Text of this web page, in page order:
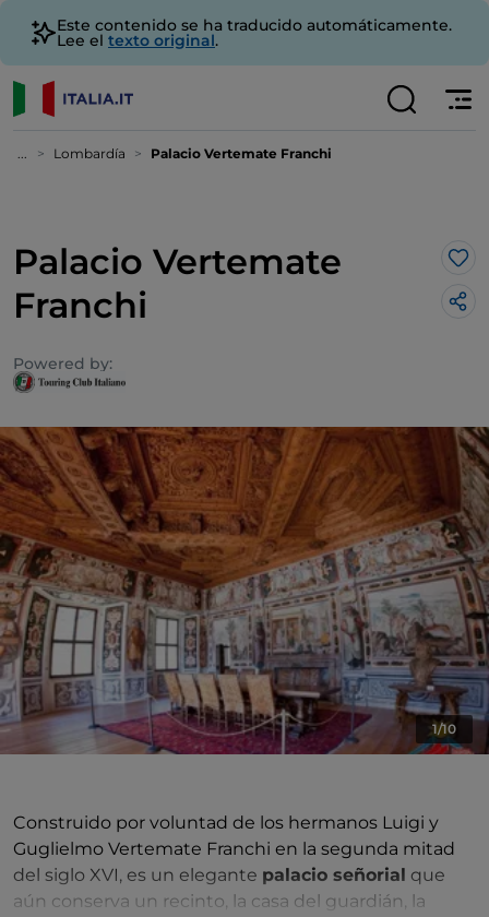
Este contenido se ha traducido automáticamente.
Lee el texto original.
... Lombardía Palacio Vertemate Franchi
Palacio Vertemate
Franchi
Me
Powered by:
1/10
Construido por voluntad de los hermanos Luigi y
Guglielmo Vertemate Franchi en la segunda mitad
del siglo XVI, es un elegante palacio señorial que
aún conserva un recinto, la casa del guardián, la